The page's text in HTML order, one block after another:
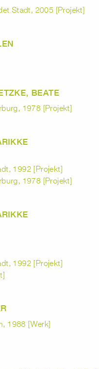
Stadt, 2005 [Projekt]
BEATE
1978 [Projekt]
1992 [Projekt]
1978 [Projekt]
1992 [Projekt]
1988 [Werk]